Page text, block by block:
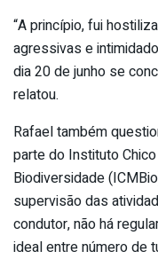
“A princípio, fui
agressivas e
dia 20 de junho se
relatou.
Rafael também
parte do Instituto
Biodiversidade
supervisão das
condutor, não há
ideal entre número de